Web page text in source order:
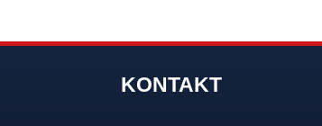
KONTAKT